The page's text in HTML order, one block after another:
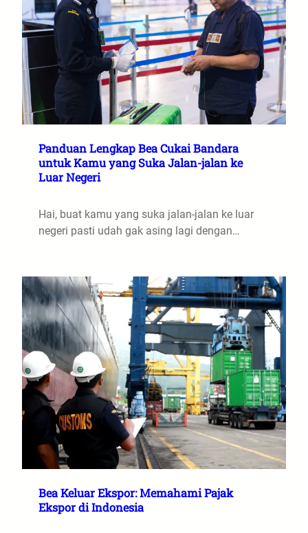
Panduan Lengkap Bea Cukai Bandara
untuk Kamu yang Suka Jalan-jalan ke
Luar Negeri
Hai, buat kamu yang suka jalan-jalan ke luar
negeri pasti udah gak asing lagi dengan…
Bea Keluar Ekspor: Memahami Pajak
Ekspor di Indonesia